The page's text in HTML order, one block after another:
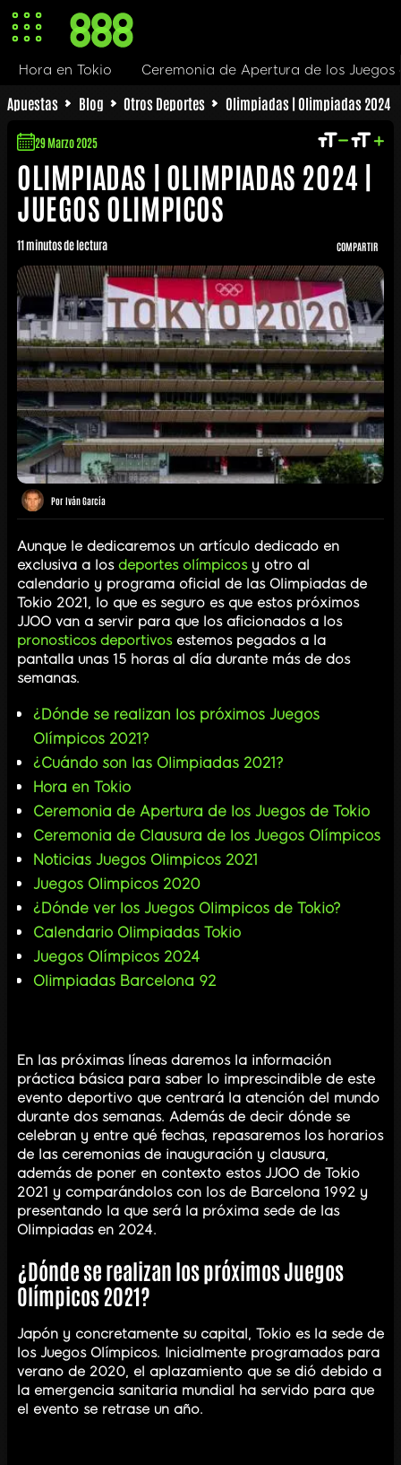
Apuestas Blog Otros Deportes Olimpiadas | Olimpiadas 2024
OLIMPIADAS | OLIMPIADAS 2024 |
JUEGOS OLIMPICOS
29 Marzo 2025
11 minutos de lectura
Por Iván García
COMPARTIR
Aunque le dedicaremos un artículo dedicado en
exclusiva a los deportes olímpicosy otro al
calendario y programa oficial de las Olimpiadas de
Tokio 2021, lo que es seguro es que estos próximos
JJOO van a servir para que los aficionados a los
pronosticos deportivosestemos pegados a la
pantalla unas 15 horas al día durante más de dos
semanas.
¿Dónde se realizan los próximos Juegos
Olímpicos 2021?
¿Cuándo son las Olimpiadas 2021?
Hora en Tokio
Ceremonia de Apertura de los Juegos de Tokio
Ceremonia de Clausura de los Juegos Olímpicos
Noticias Juegos Olimpicos 2021
Juegos Olimpicos 2020
¿Dónde ver los Juegos Olimpicos de Tokio?
Calendario Olimpiadas Tokio
Juegos Olímpicos 2024
Olimpiadas Barcelona 92
En las próximas líneas daremos la información
práctica básica para saber lo imprescindible de este
evento deportivo que centrará la atención del mundo
durante dos semanas. Además de decir dónde se
celebran y entre qué fechas, repasaremos los horarios
de las ceremonias de inauguración y clausura,
además de poner en contexto estos JJOO de Tokio
2021 y comparándolos con los de Barcelona 1992 y
presentando la que será la próxima sede de las
Olimpiadas en 2024.
¿Dónde se realizan los próximos Juegos
Olímpicos 2021?
Japón y concretamente su capital, Tokio es la sede de
los Juegos Olímpicos. Inicialmente programados para
verano de 2020, el aplazamiento que se dió debido a
la emergencia sanitaria mundial ha servido para que
el evento se retrase un año.
Ceremonia de Apertura de los Juegos de Tokio